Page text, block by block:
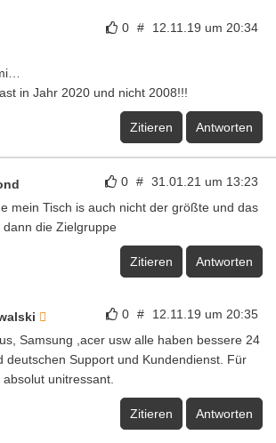
0 # 12.11.19 um 20:34
in Jahr 2020 und nicht 2008!!!
Zitieren Antworten
0 # 31.01.21 um 13:23
mein Tisch is auch nicht der größte und das
dann die Zielgruppe
Zitieren Antworten
0 # 12.11.19 um 20:35
Samsung ,acer usw alle haben bessere 24
deutschen Support und Kundendienst. Für
absolut unitressant.
Zitieren Antworten